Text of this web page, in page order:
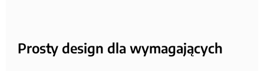
Prosty design dla wymagających